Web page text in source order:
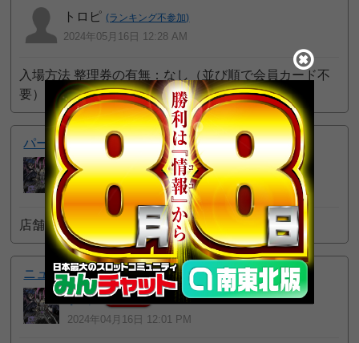
トロピ (ランキング不参加)
2024年05月16日 12:28 AM
入場方法 整理券の有無：なし（並び順で会員カード不
要）
続きを読む 5pt GET!
パーラー大将軍石川店
ねろ プロ10位
2024年04月16日 12:02 PM
店舗画像です続きを読む 2pt GET!
ニュードラゴン石川店
ねろ プロ10
2024年04月16日 12:01 PM